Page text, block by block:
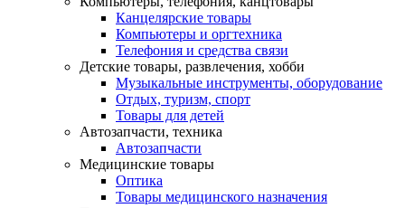
Канцелярские товары
Компьютеры и оргтехника
Телефония и средства связи
Детские товары, развлечения, хобби
Музыкальные инструменты, оборудование
Отдых, туризм, спорт
Товары для детей
Автозапчасти, техника
Автозапчасти
Медицинские товары
Оптика
Товары медицинского назначения